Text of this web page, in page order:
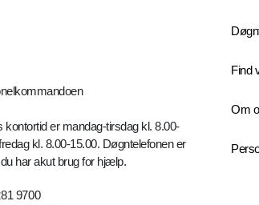
kontortid er mandag-tirsdag kl. 8.00-
kl. 8.00-15.00. Døgntelefonen er
har akut brug for hjælp.
9700
Find
Om